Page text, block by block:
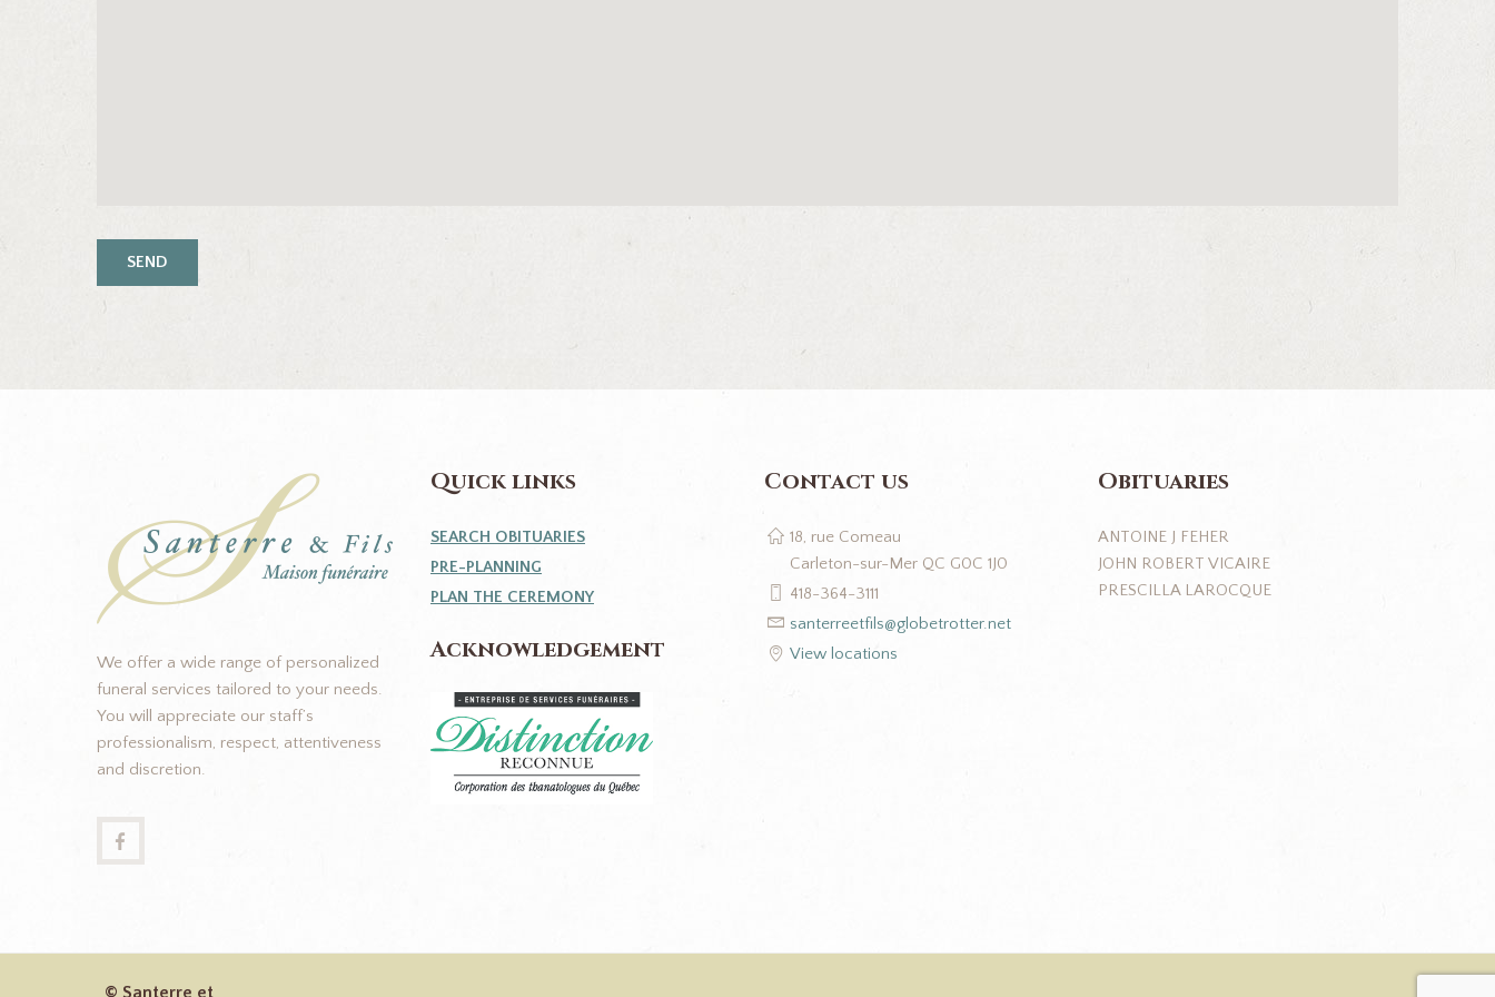
We offer a wide range of personalized
funeral services tailored to your needs.
You will appreciate our staff’s
professionalism, respect, attentiveness
and discretion.
Quick links
SEARCH OBITUARIES
PRE-PLANNING
PLAN THE CEREMONY
Acknowledgement
Contact us
18, rue Comeau
Carleton-sur-Mer QC G0C 1J0
418-364-3111
santerreetfils@globetrotter.net
View locations
Obituaries
ANTOINE J FEHER
JOHN ROBERT VICAIRE
PRESCILLA LAROCQUE
© Santerre et